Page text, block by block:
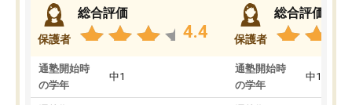
保護者
総合評価
4.4
通塾開始時
の学年
中1
保護者
総合評価
通塾開始時
の学年
中1